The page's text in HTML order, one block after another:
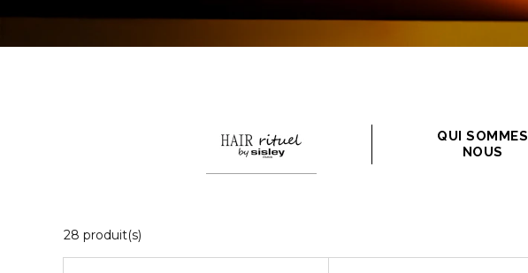
QUI SOMMES
NOUS
28 produit(s)